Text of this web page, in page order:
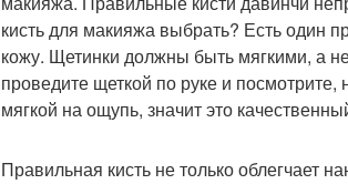
кисть для макияжа выбрать? Есть один
кожу. Щетинки должны быть мягкими, а
проведите щеткой по руке и
мягкой на ощупь, значит это
Правильная кисть не только облегчает